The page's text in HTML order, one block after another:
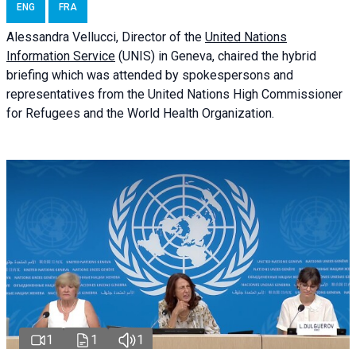
ENG FRA
Alessandra Vellucci, Director of the United Nations
Information Service (UNIS) in Geneva, chaired the hybrid
briefing which was attended by spokespersons and
representatives from the United Nations High Commissioner
for Refugees and the World Health Organization.
1 1 1